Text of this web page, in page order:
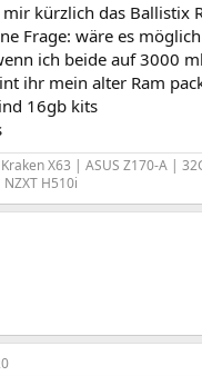
mir kürzlich das Ballistix
Frage: wäre es
ich beide auf 3000
ihr mein alter Ram
16gb kits
X63 | ASUS Z170-A |
H510i